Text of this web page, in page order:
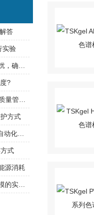
答
实验
?
方式
alpaqua磁力板符合SBS规格，满足自动化平台需求
式
源消耗
Alpaqua磁力板能够有效处理各种规模的实验样品